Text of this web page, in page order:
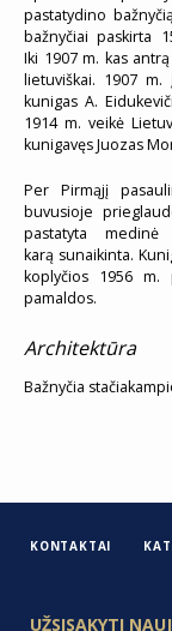
pastatydino
bažnyčiai paskirta
Iki 1907 m. kas
lietuviškai. 1907 m.
kunigas A.
1914 m. veikė
kunigavęs Juozas
Per Pirmąjį
buvusioje
pastatyta
karą sunaikinta.
koplyčios 1956 m.
pamaldos.
Architektūra
Bažnyčia
KONTAKTAI
UŽSISAKYTI